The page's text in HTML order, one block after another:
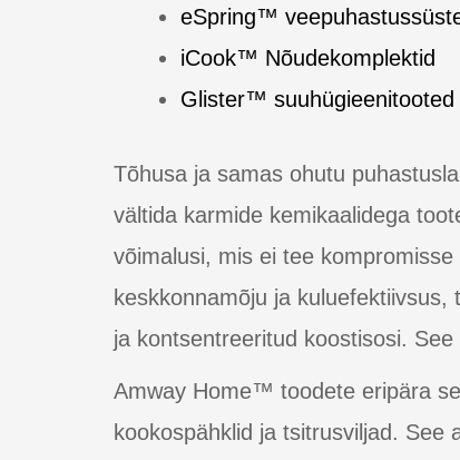
eSpring™
iCook™ Nõudekomplektid
Glister™ suuhügieenitooted
Tõhusa ja samas ohutu
vältida karmide kemikaalidega
võimalusi, mis ei tee
keskkonnamõju ja
ja kontsentreeritud koostisosi.
Amway Home™ toodete eripära
kookospähklid ja tsitrusviljad. See